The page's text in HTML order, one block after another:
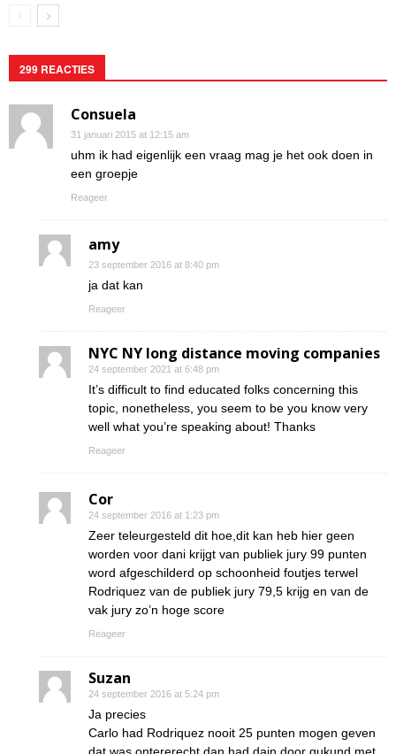
299 REACTIES
Consuela
31 januari 2015 at 12:15 am
uhm ik had eigenlijk een vraag mag je het ook doen in
een groepje
Reageer
amy
23 september 2016 at 8:40 pm
ja dat kan
Reageer
NYC NY long distance moving companies
24 september 2021 at 6:48 pm
It’s difficult to find educated folks concerning this
topic, nonetheless, you seem to be you know very
well what you’re speaking about! Thanks
Reageer
Cor
24 september 2016 at 1:23 pm
Zeer teleurgesteld dit hoe,dit kan heb hier geen
worden voor dani krijgt van publiek jury 99 punten
word afgeschilderd op schoonheid foutjes terwel
Rodriquez van de publiek jury 79,5 krijg en van de
vak jury zo’n hoge score
Reageer
Suzan
24 september 2016 at 5:24 pm
Ja precies
Carlo had Rodriquez nooit 25 punten mogen geven